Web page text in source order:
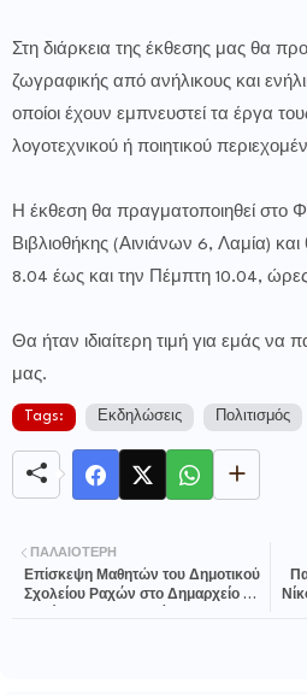
Στη διάρκεια της έκθεσης μας θα
ζωγραφικής από ανήλικους και
οποίοι έχουν εμπνευστεί τα έργα
λογοτεχνικού ή ποιητικού
Η έκθεση θα πραγματοποιηθεί στο
Βιβλιοθήκης (Αινιάνων 6, Λαμία)
8.04 έως και την Πέμπτη 10.04,
Θα ήταν ιδιαίτερη τιμή για εμάς να
μας.
Tags: Εκδηλώσεις Πολιτισμός
ΠΑΛΑΙΌΤΕΡΗ
Επίσκεψη Μαθητών του Δημοτικού
Σχολείου Ραχών στο Δημαρχείο και